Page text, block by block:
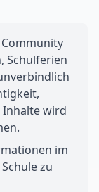
Schulferien
wird
im
zu